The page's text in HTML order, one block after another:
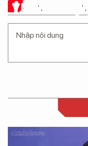
Ý KIẾN CỦA BẠN